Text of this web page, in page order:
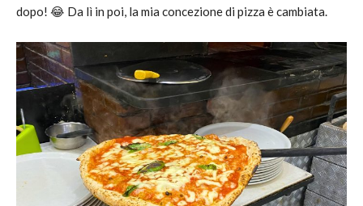
dopo! 😂 Da lì in poi, la mia concezione di pizza è cambiata.